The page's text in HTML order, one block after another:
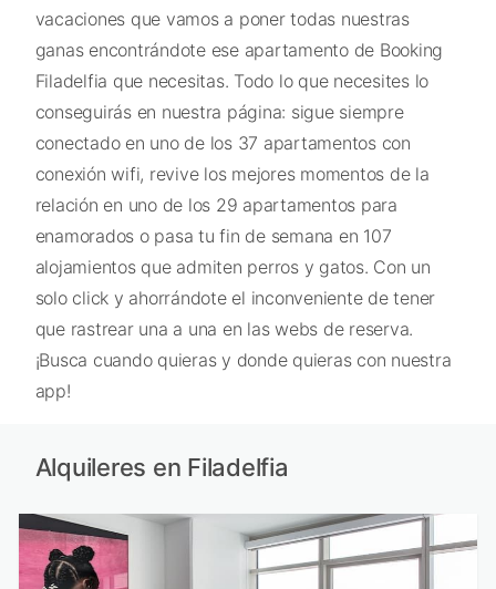
vacaciones que vamos a poner todas nuestras
ganas encontrándote ese apartamento de Booking
Filadelfia que necesitas. Todo lo que necesites lo
conseguirás en nuestra página: sigue siempre
conectado en uno de los 37 apartamentos con
conexión wifi, revive los mejores momentos de la
relación en uno de los 29 apartamentos para
enamorados o pasa tu fin de semana en 107
alojamientos que admiten perros y gatos. Con un
solo click y ahorrándote el inconveniente de tener
que rastrear una a una en las webs de reserva.
¡Busca cuando quieras y donde quieras con nuestra
app!
Alquileres en Filadelfia